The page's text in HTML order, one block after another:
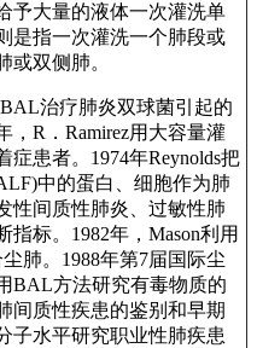
予大量的液体一次灌洗单
是指一次灌洗一个肺段或
或双侧肺。
治疗肺炎双球菌引起的
，R．Ramirez用大容量灌
症患者。1974年Reynolds把
中的蛋白、细胞作为肺
性间质性肺炎、过敏性肺
标。1982年，Mason利用
肺。1988年第7届国际尘
BAL方法研究有毒物质的
间质性疾患的鉴别和早期
子水平研究职业性肺疾患